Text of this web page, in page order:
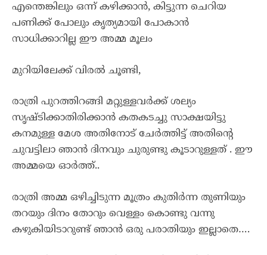
എന്തെങ്കിലും ഒന്ന് കഴിക്കാൻ, കിട്ടുന്ന ചെറിയ
പണിക്ക് പോലും കൃത്യമായി പോകാൻ
സാധിക്കാറില്ല ഈ അമ്മ മൂലം
മുറിയിലേക്ക് വിരൽ ചൂണ്ടി,
രാത്രി പുറത്തിറങ്ങി മറ്റുള്ളവർക്ക് ശല്യം
സൃഷ്ടിക്കാതിരിക്കാൻ കതകടച്ചു സാക്ഷയിട്ടു
കനമുള്ള മേശ അതിനോട് ചേർത്തിട്ട് അതിന്റെ
ചുവട്ടിലാ ഞാൻ ദിനവും ചുരുണ്ടു കൂടാറുള്ളത് . ഈ
അമ്മയെ ഓർത്ത്..
രാത്രി അമ്മ ഒഴിച്ചിടുന്ന മൂത്രം കുതിർന്ന തുണിയും
തറയും ദിനം തോറും വെള്ളം കൊണ്ടു വന്നു
കഴുകിയിടാറുണ്ട് ഞാൻ ഒരു പരാതിയും ഇല്ലാതെ….